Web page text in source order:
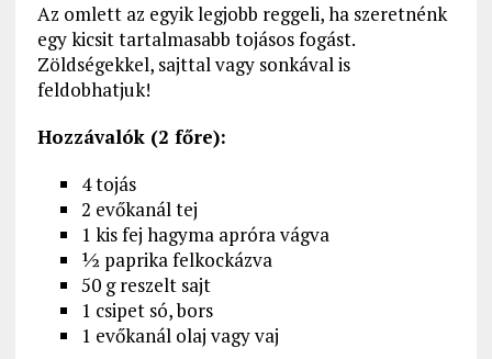
Az omlett az egyik legjobb reggeli, ha szeretnénk
egy kicsit tartalmasabb tojásos fogást.
Zöldségekkel, sajttal vagy sonkával is
feldobhatjuk!
Hozzávalók (2 főre):
4 tojás
2 evőkanál tej
1 kis fej hagyma apróra vágva
½ paprika felkockázva
50 g reszelt sajt
1 csipet só, bors
1 evőkanál olaj vagy vaj